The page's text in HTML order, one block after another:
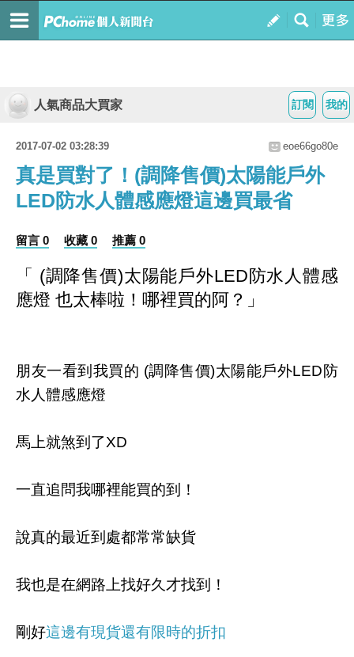
我的
訂閱
人氣商品大買家
2017-07-02 03:28:39 eoe66go80e
真是買對了！(調降售價)太陽能戶外
LED防水人體感應燈這邊買最省
留言 0 收藏 0 推薦 0
「 (調降售價)太陽能戶外LED防水人體感
應燈 也太棒啦！哪裡買的阿？」
朋友一看到我買的 (調降售價)太陽能戶外LED防
水人體感應燈
馬上就煞到了XD
一直追問我哪裡能買的到！
說真的最近到處都常常缺貨
我也是在網路上找好久才找到！
剛好這邊有現貨還有限時的折扣